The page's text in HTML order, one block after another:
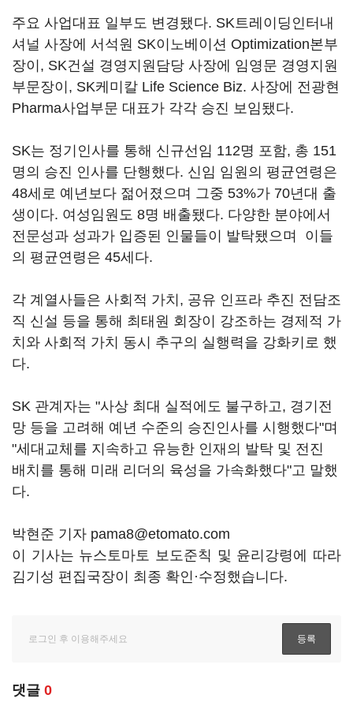
주요 사업대표 일부도 변경됐다. SK트레이딩인터내
셔널 사장에 서석원 SK이노베이션 Optimization본부
장이, SK건설 경영지원담당 사장에 임영문 경영지원
부문장이, SK케미칼 Life Science Biz. 사장에 전광현
Pharma사업부문 대표가 각각 승진 보임됐다.
SK는 정기인사를 통해 신규선임 112명 포함, 총 151
명의 승진 인사를 단행했다. 신임 임원의 평균연령은
48세로 예년보다 젊어졌으며 그중 53%가 70년대 출
생이다. 여성임원도 8명 배출됐다. 다양한 분야에서
전문성과 성과가 입증된 인물들이 발탁됐으며 이들
의 평균연령은 45세다.
각 계열사들은 사회적 가치, 공유 인프라 추진 전담조
직 신설 등을 통해 최태원 회장이 강조하는 경제적 가
치와 사회적 가치 동시 추구의 실행력을 강화키로 했
다.
SK 관계자는 "사상 최대 실적에도 불구하고, 경기전
망 등을 고려해 예년 수준의 승진인사를 시행했다"며
"세대교체를 지속하고 유능한 인재의 발탁 및 전진
배치를 통해 미래 리더의 육성을 가속화했다"고 말했
다.
박현준 기자 pama8@etomato.com
이 기사는 뉴스토마토 보도준칙 및 윤리강령에 따라
김기성 편집국장이 최종 확인·수정했습니다.
댓글 0